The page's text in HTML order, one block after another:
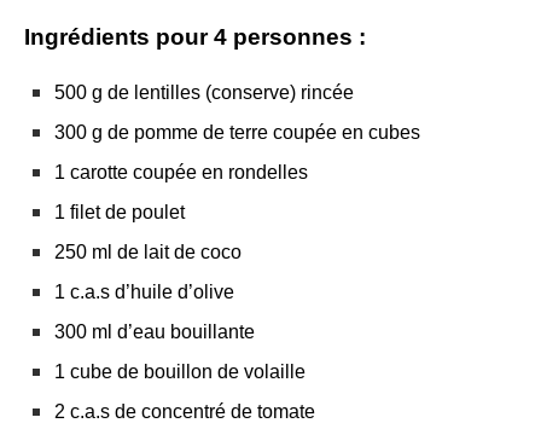
Ingrédients pour 4 personnes :
500 g de lentilles (conserve) rincée
300 g de pomme de terre coupée en cubes
1 carotte coupée en rondelles
1 filet de poulet
250 ml de lait de coco
1 c.a.s d’huile d’olive
300 ml d’eau bouillante
1 cube de bouillon de volaille
2 c.a.s de concentré de tomate